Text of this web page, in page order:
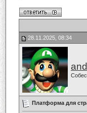
28.11.2025, 08:34
Платформа для